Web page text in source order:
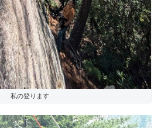
私の登ります